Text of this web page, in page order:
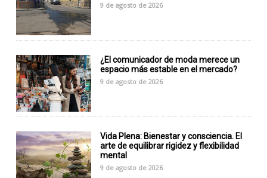
9 de agosto de 2026
¿El comunicador de moda merece un
espacio más estable en el mercado?
9 de agosto de 2026
Vida Plena: Bienestar y consciencia. El
arte de equilibrar rigidez y flexibilidad
mental
9 de agosto de 2026